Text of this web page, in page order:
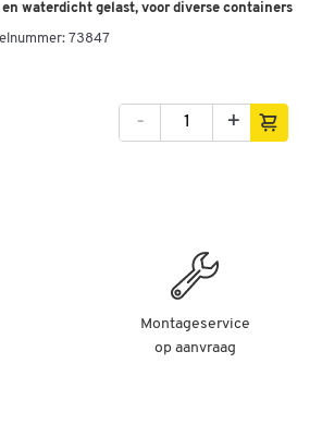
waterdicht gelast, voor diverse containers
73847
- +
Montageservice
op aanvraag